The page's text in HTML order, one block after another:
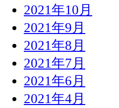
2021年10月
2021年9月
2021年8月
2021年7月
2021年6月
2021年4月